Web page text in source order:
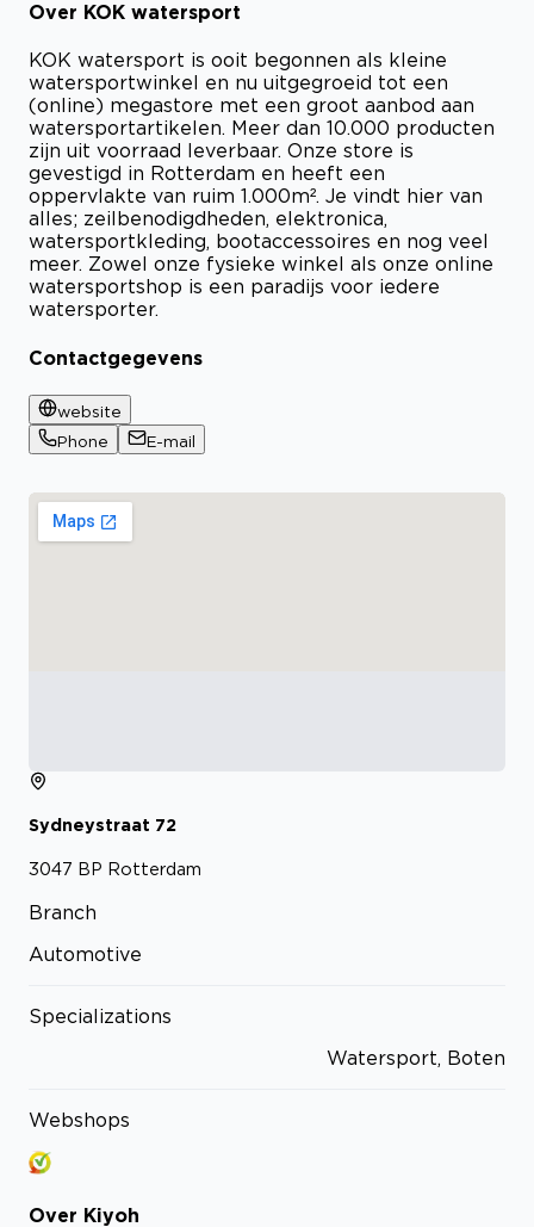
Over KOK watersport
KOK watersport is ooit begonnen als kleine
watersportwinkel en nu uitgegroeid tot een
(online) megastore met een groot aanbod aan
watersportartikelen. Meer dan 10.000 producten
zijn uit voorraad leverbaar. Onze store is
gevestigd in Rotterdam en heeft een
oppervlakte van ruim 1.000m². Je vindt hier van
alles; zeilbenodigdheden, elektronica,
watersportkleding, bootaccessoires en nog veel
meer. Zowel onze fysieke winkel als onze online
watersportshop is een paradijs voor iedere
watersporter.
Contactgegevens
website
Phone
E-mail
Sydneystraat 72
3047 BP Rotterdam
Branch
Automotive
Specializations
Watersport, Boten
Webshops
Over Kiyoh